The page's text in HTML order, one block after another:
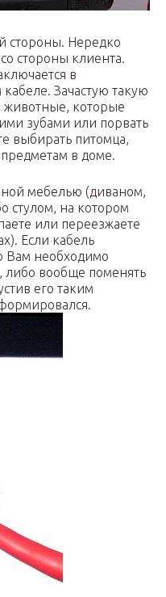
стороны. Нередко
стороны клиента.
в
Зачастую такую
которые
зубами или порвать
выбирать питомца,
в доме.
мебелью (диваном,
стулом, на котором
или переезжаете
Если кабель
Вам необходимо
либо вообще поменять
его таким